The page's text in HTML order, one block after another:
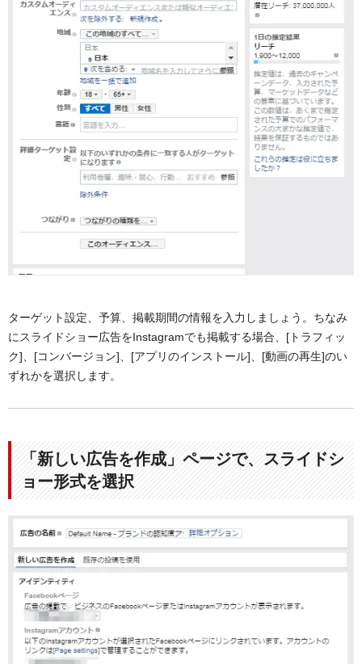
ターゲット設定、予算、掲載期間の情報を入力しましょう。ちなみ
にスライドショー広告をInstagramでも掲載する場合、[トラフィッ
ク]、[コンバージョン]、[アプリのインストール]、[動画の再生]のい
ずれかを選択します。
「新しい広告を作成」ページで、スライドシ
ョー形式を選択